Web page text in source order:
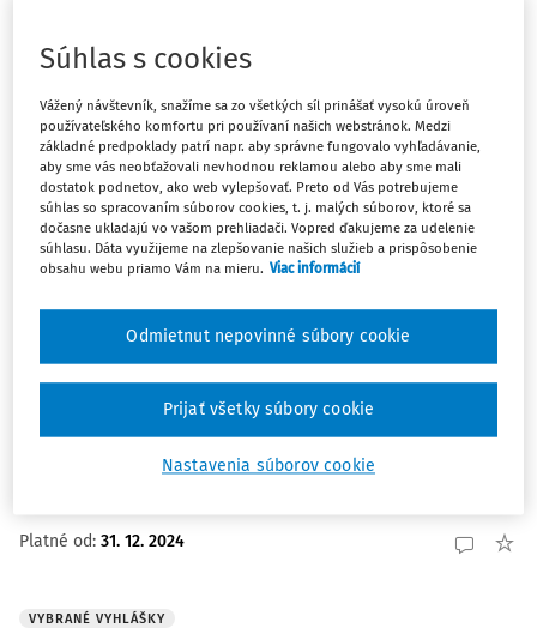
učilištiach a na jazykových školách v znení
neskorších predpisov
Platné od:31. 3. 2025
VYBRANÉ VYHLÁŠKY
404/2024 Z.z. o činnosti pedagogického
zamestnanca ako športovca, trénera a
389/2024 Z.z. o katalógu inovácií vo výchove
Platné od: 31. 12. 2024
VYBRANÉ VYHLÁŠKY
Súhlas s cookies
Vážený návštevník, snažíme sa zo všetkých síl prinášať vysokú úroveň
používateľského komfortu pri používaní našich webstránok. Medzi
základné predpoklady patrí napr. aby správne fungovalo vyhľadávanie,
aby sme vás neobťažovali nevhodnou reklamou alebo aby sme mali
dostatok podnetov, ako web vylepšovať. Preto od Vás potrebujeme
súhlas so spracovaním súborov cookies, t. j. malých súborov, ktoré sa
dočasne ukladajú vo vašom prehliadači. Vopred ďakujeme za udelenie
súhlasu. Dáta využijeme na zlepšovanie našich služieb a prispôsobenie
obsahu webu priamo Vám na mieru. Viac informácií
Nastavenia súborov cookie
Odmietnut nepovinné súbory cookie
Prijať všetky súbory cookie